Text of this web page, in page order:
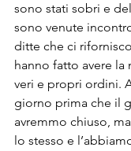
sono stati sobri e
sono venute
ditte che ci
hanno fatto avere la
veri e propri ordini.
giorno prima che il
avremmo chiuso,
lo stesso e